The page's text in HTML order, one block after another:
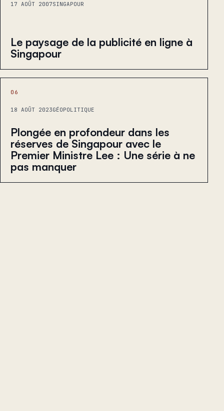
17 AOÛT 2007SINGAPOUR
Le paysage de la publicité en ligne à
Singapour
06
18 AOÛT 2023GÉOPOLITIQUE
Plongée en profondeur dans les
réserves de Singapour avec le
Premier Ministre Lee : Une série à ne
pas manquer